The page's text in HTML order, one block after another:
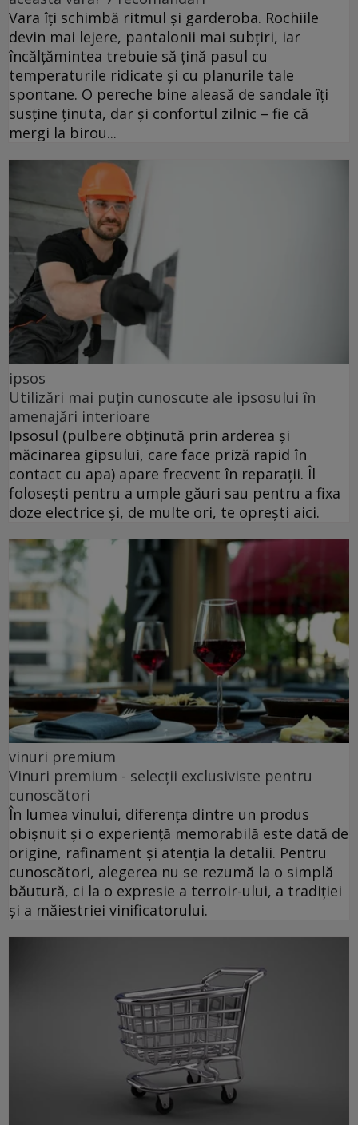
Vara îți schimbă ritmul și garderoba. Rochiile
devin mai lejere, pantalonii mai subțiri, iar
încălțămintea trebuie să țină pasul cu
temperaturile ridicate și cu planurile tale
spontane. O pereche bine aleasă de sandale îți
susține ținuta, dar și confortul zilnic – fie că
mergi la birou...
ipsos
Utilizări mai puțin cunoscute ale ipsosului în
amenajări interioare
Ipsosul (pulbere obținută prin arderea și
măcinarea gipsului, care face priză rapid în
contact cu apa) apare frecvent în reparații. Îl
folosești pentru a umple găuri sau pentru a fixa
doze electrice și, de multe ori, te oprești aici.
vinuri premium
Vinuri premium - selecții exclusiviste pentru
cunoscători
În lumea vinului, diferența dintre un produs
obișnuit și o experiență memorabilă este dată de
origine, rafinament și atenția la detalii. Pentru
cunoscători, alegerea nu se rezumă la o simplă
băutură, ci la o expresie a terroir-ului, a tradiției
și a măiestriei vinificatorului.